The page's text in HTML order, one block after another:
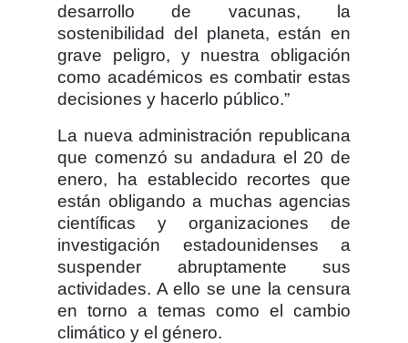
desarrollo de vacunas, la
sostenibilidad del planeta, están en
grave peligro, y nuestra obligación
como académicos es combatir estas
decisiones y hacerlo público.”
La nueva administración republicana
que comenzó su andadura el 20 de
enero, ha establecido recortes que
están obligando a muchas agencias
científicas y organizaciones de
investigación estadounidenses a
suspender abruptamente sus
actividades. A ello se une la censura
en torno a temas como el cambio
climático y el género.